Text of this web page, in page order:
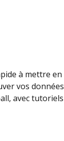
à mettre en
vos données
avec tutoriels